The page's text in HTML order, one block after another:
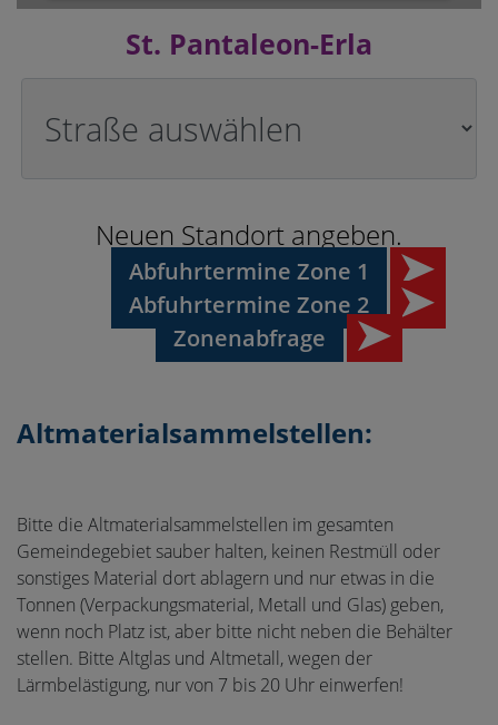
Loading PDF 100% ...
St. Pantaleon-Erla
Neuen Standort angeben.
Abfuhrtermine Zone 1
Abfuhrtermine Zone 2
Zonenabfrage
Altmaterialsammelstellen:
Bitte die Altmaterialsammelstellen im gesamten
Gemeindegebiet sauber halten, keinen Restmüll oder
sonstiges Material dort ablagern und nur etwas in die
Tonnen (Verpackungsmaterial, Metall und Glas) geben,
wenn noch Platz ist, aber bitte nicht neben die Behälter
stellen. Bitte Altglas und Altmetall, wegen der
Lärmbelästigung, nur von 7 bis 20 Uhr einwerfen!